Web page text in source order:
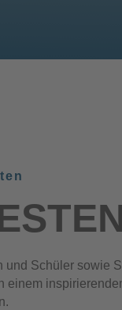
und Schüler sowie
einem